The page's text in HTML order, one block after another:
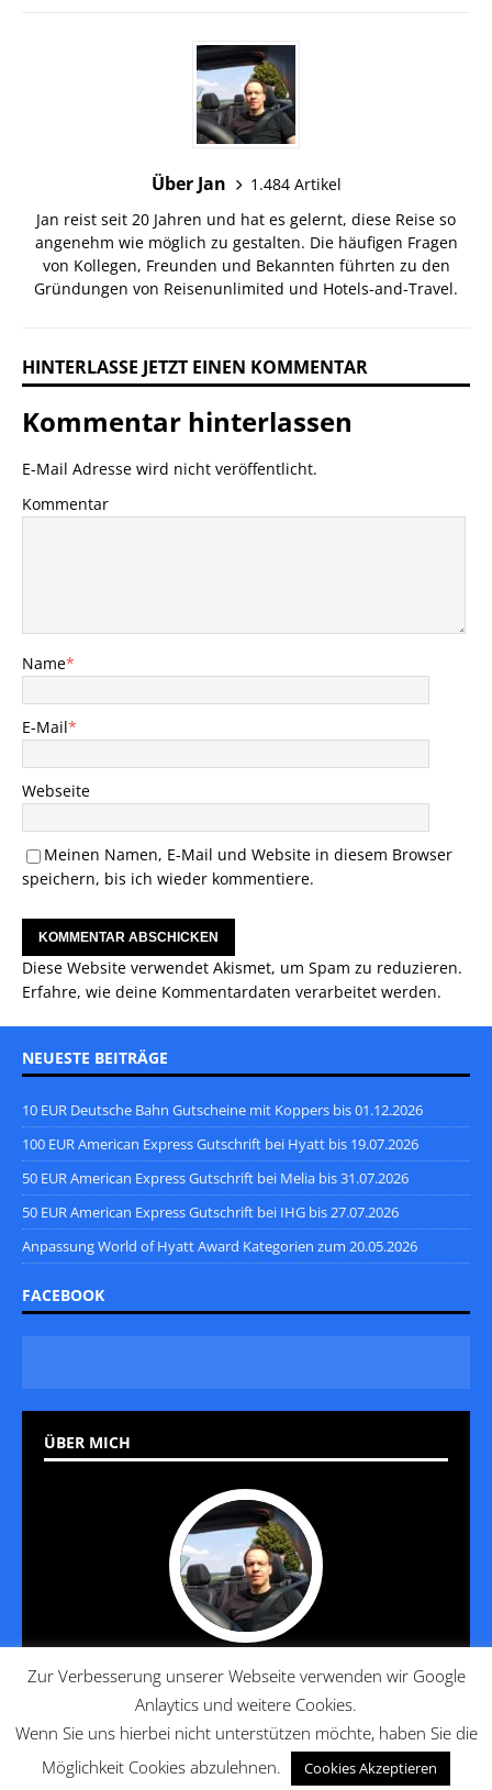
Über Jan
1.484 Artikel
Jan reist seit 20 Jahren und hat es gelernt, diese Reise so
angenehm wie möglich zu gestalten. Die häufigen Fragen
von Kollegen, Freunden und Bekannten führten zu den
Gründungen von Reisenunlimited und Hotels-and-Travel.
HINTERLASSE JETZT EINEN KOMMENTAR
Kommentar hinterlassen
E-Mail Adresse wird nicht veröffentlicht.
Kommentar
Name*
E-Mail*
Webseite
Meinen Namen, E-Mail und Website in diesem Browser
speichern, bis ich wieder kommentiere.
Diese Website verwendet Akismet, um Spam zu reduzieren.
Erfahre, wie deine Kommentardaten verarbeitet werden.
NEUESTE BEITRÄGE
10 EUR Deutsche Bahn Gutscheine mit Koppers bis 01.12.2026
100 EUR American Express Gutschrift bei Hyatt bis 19.07.2026
50 EUR American Express Gutschrift bei Melia bis 31.07.2026
50 EUR American Express Gutschrift bei IHG bis 27.07.2026
Anpassung World of Hyatt Award Kategorien zum 20.05.2026
FACEBOOK
ÜBER MICH
Jan reist seit 20 Jahren und hat es gelernt, diese Reise so
angenehm wie möglich zu gestalten. Die häufigen Fragen von
Kollegen, Freunden und Bekannten führten zu den
Gründungen von Reisenunlimited und Hotels-and-Travel.
Zur Verbesserung unserer Webseite verwenden wir Google
Anlaytics und weitere Cookies.
Wenn Sie uns hierbei nicht unterstützen möchte, haben Sie die
Möglichkeit Cookies abzulehnen.
Cookies Akzeptieren